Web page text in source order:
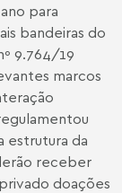
para
bandeiras do
9.764/19
marcos
estrutura da
receber
doações